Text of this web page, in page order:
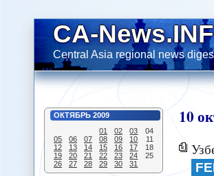
CA-
Central Asia regional news
ОКТЯБРЬ 2009
01
02 03
04
05
06 07 08 09 10
11
12
13 14 15 16 17
18
19
20 21 22 23 24
25
26
27 28 29 30 31
10